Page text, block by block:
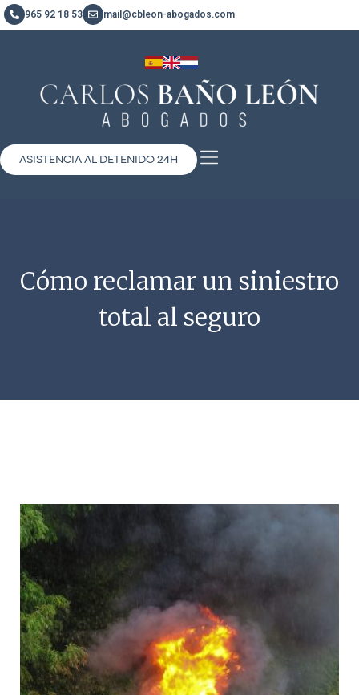
965 92 18 53 mail@cbleon-abogados.com
ASISTENCIA AL DETENIDO 24H
Cómo reclamar un siniestro
total al seguro